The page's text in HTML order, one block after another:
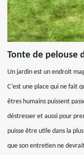
Tonte de pelouse
Un jardin est un endroit
C’est une place qui ne fait
êtres humains puissent
déstresser et aussi pour
puisse être utile dans la
que son entretien ne